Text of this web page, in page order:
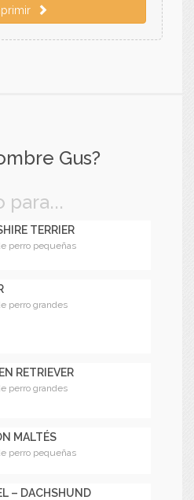
Gus?
para...
TERRIER
perro pequeñas
perro grandes
RETRIEVER
perro grandes
MALTÉS
perro pequeñas
– DACHSHUND